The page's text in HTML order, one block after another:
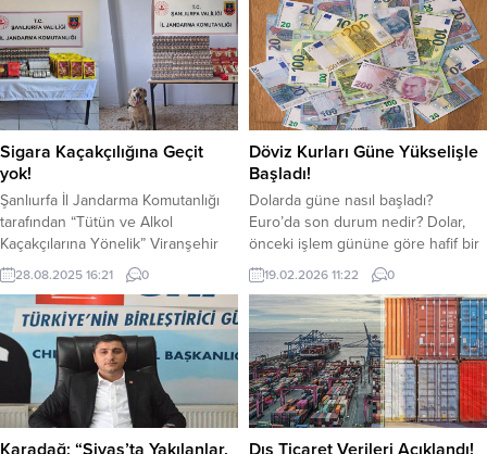
beğeni topladı.Orkestra şefliğini
usta şef Ender Sakpınar’ın yaptığı
konserde, şan sanatçıları soprano
Meltem Ergin, mezzo soprano Elif
Canbazoğlu, tenor Berk Dalkılıç ve
tenor Ufuk Toker sahnede
ağırlandı. Ünlü bestecilerin
aryalarının ve...
ve Yasa Dışı Bahis” suçlarına
yönelik geniş çaplı bir operasyon
düzenledi. Operasyonlarda 55
şüpheli gözaltına alınırken, 23’ü
tutuklandı, 14’ü hakkında adli
kontrol hükümleri uygulandı. Diğer
şüphelilerin işlemleri ise devam
ediyor. Aydın,...
Sigara Kaçakçılığına Geçit
yok!
Şanlıurfa İl Jandarma Komutanlığı
tarafından “Tütün ve Alkol
Kaçakçılarına Yönelik” Viranşehir
ilçesinde “Şok Yol Araması”
uygulaması yaptı. Viranşehir
İlçesinde, Viranşehir İlçe J.K.lığı,
KOM Şb. Md.lüğü Ekipleri ve
hassas burunlu köpeklerin
katılımıyla gerçekleştirilen “Şok Yol
Araması” neticesinde; binlerce
paket kaçak sigara ele geçirildi.
“Şok Yol Araması” uygulamasında;
28.08.2025 16:21 0
Döviz Kurları Güne Yükselişle
Başladı!
Dolarda güne nasıl başladı?
Euro’da son durum nedir? Dolar,
önceki işlem gününe göre hafif bir
artışla güne başladı. Euro ise son
zamanlarda yatay seyrinin ardından
güne yukarı yönlü başlayarak
yükselişini sürdürmeye devam
ediyor. Serbest döviz piyasasında
dolar saat 11.17 itibariyle 43.769 TL
bandında işlem görüyor. Euro ise
aynı saat itibariyle...
19.02.2026 11:22 0